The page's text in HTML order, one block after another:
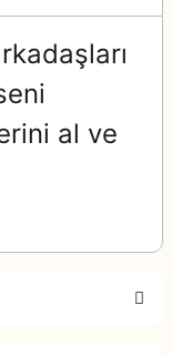
al ve